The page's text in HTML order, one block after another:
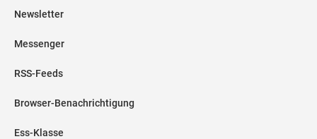
Newsletter
Messenger
RSS-Feeds
Browser-Benachrichtigung
Ess-Klasse